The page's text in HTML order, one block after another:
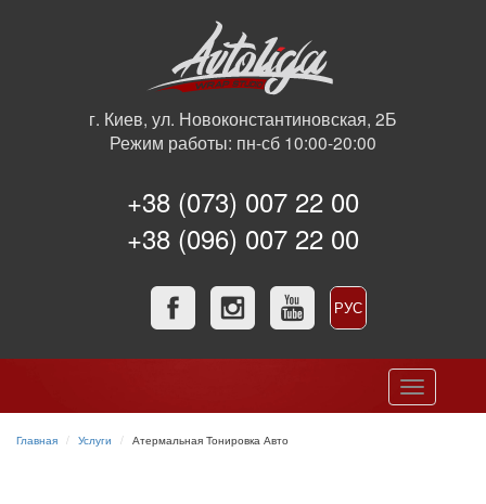
г. Киев, ул. Новоконстантиновская, 2Б
Режим работы: пн-сб 10:00-20:00
+38 (073) 007 22 00
+38 (096) 007 22 00
РУС
Toggle
navigation
Главная Услуги Атермальная Тонировка Авто